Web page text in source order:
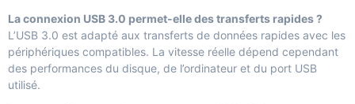
La connexion USB 3.0 permet-elle des transferts rapides ?
L’USB 3.0 est adapté aux transferts de données rapides avec les
périphériques compatibles. La vitesse réelle dépend cependant
des performances du disque, de l’ordinateur et du port USB
utilisé.